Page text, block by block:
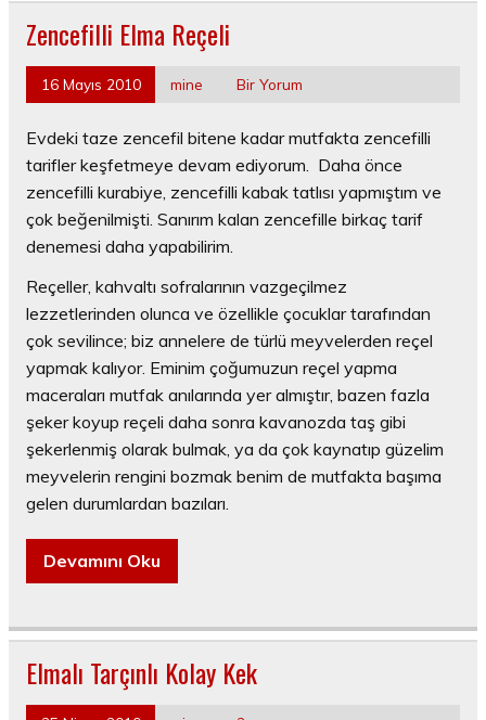
Zencefilli Elma Reçeli
16 Mayıs 2010 mine Bir Yorum
Evdeki taze zencefil bitene kadar mutfakta zencefilli
tarifler keşfetmeye devam ediyorum. Daha önce
zencefilli kurabiye, zencefilli kabak tatlısı yapmıştım ve
çok beğenilmişti. Sanırım kalan zencefille birkaç tarif
denemesi daha yapabilirim.
Reçeller, kahvaltı sofralarının vazgeçilmez
lezzetlerinden olunca ve özellikle çocuklar tarafından
çok sevilince; biz annelere de türlü meyvelerden reçel
yapmak kalıyor. Eminim çoğumuzun reçel yapma
maceraları mutfak anılarında yer almıştır, bazen fazla
şeker koyup reçeli daha sonra kavanozda taş gibi
şekerlenmiş olarak bulmak, ya da çok kaynatıp güzelim
meyvelerin rengini bozmak benim de mutfakta başıma
gelen durumlardan bazıları.
Devamını Oku
Elmalı Tarçınlı Kolay Kek